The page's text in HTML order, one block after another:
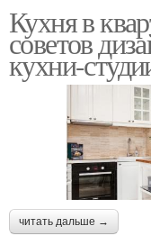
Кухня в
советов
кухни-
читать дальше →